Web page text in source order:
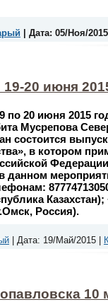
Дата: 05/Ноя/2015
20 июня
по 20 июня 2015
Мусрепова
состоится
в котором
данном
Казахстан);
Россия).
Дата: 19/Май/2015
10